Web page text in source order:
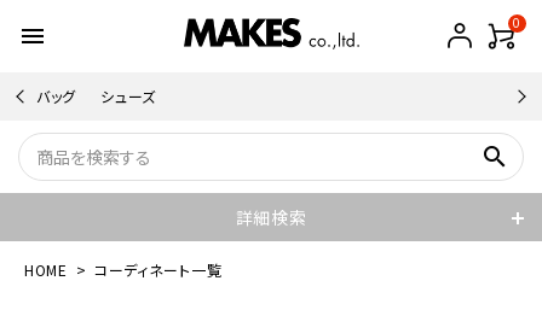
menu 0
バッグ シューズ
search
詳細検索
HOME コーディネート一覧